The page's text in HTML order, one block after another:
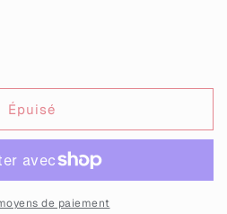
Épuisé
de paiement